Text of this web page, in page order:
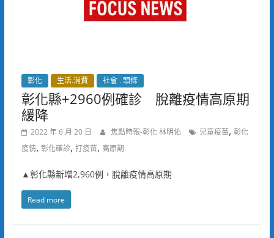
彰化 生活.消費 社會 . 頭條
彰化縣+2960例確診 脫離疫情高原期
緩降
2022 年 6 月 20 日 焦點時報-彰化 林明佑 兒童疫苗, 彰化
疫情, 彰化確診, 打疫苗, 高原期
▲彰化縣新增2,960例，脫離疫情高原期
Read more